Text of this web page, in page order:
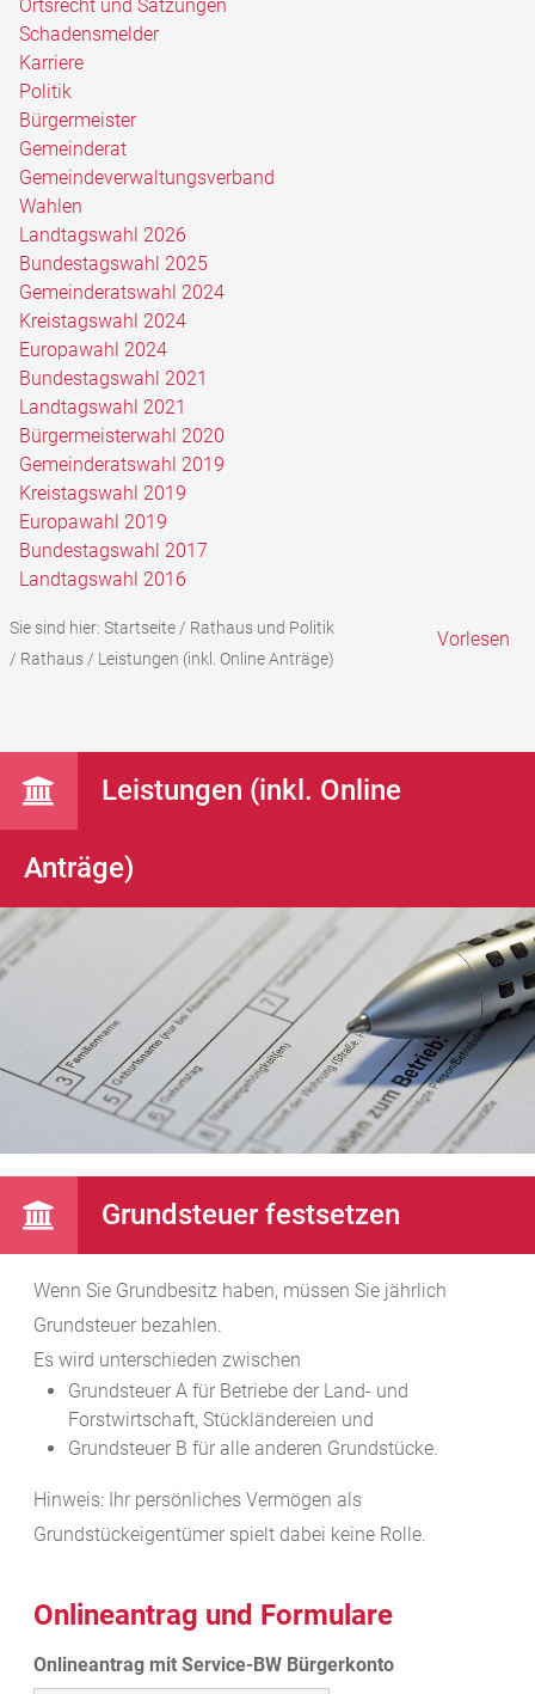
Ortsrecht und Satzungen
Schadensmelder
Karriere
Politik
Bürgermeister
Gemeinderat
Gemeindeverwaltungsverband
Wahlen
Landtagswahl 2026
Bundestagswahl 2025
Gemeinderatswahl 2024
Kreistagswahl 2024
Europawahl 2024
Bundestagswahl 2021
Landtagswahl 2021
Bürgermeisterwahl 2020
Gemeinderatswahl 2019
Kreistagswahl 2019
Europawahl 2019
Bundestagswahl 2017
Landtagswahl 2016
Sie sind hier: Startseite/ Rathaus und Politik
/ Rathaus/ Leistungen (inkl. Online Anträge)
Vorlesen
Leistungen (inkl. Online
Anträge)
Grundsteuer festsetzen
Wenn Sie Grundbesitz haben, müssen Sie jährlich
Grundsteuer bezahlen.
Es wird unterschieden zwischen
Grundsteuer A für Betriebe der Land- und
Forstwirtschaft, Stückländereien und
Grundsteuer B für alle anderen Grundstücke.
Hinweis: Ihr persönliches Vermögen als
Grundstückeigentümer spielt dabei keine Rolle.
Onlineantrag und Formulare